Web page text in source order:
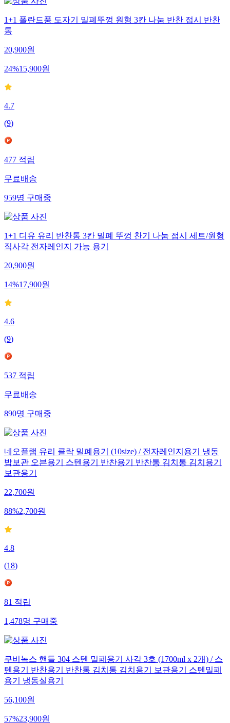
1+1 폴란드풍 도자기 밀폐뚜껑 원형 3칸 나눔 반찬 접시 반찬
통
20,900원
24%15,900원
4.7
(9)
477적립
무료배송
959명구매중
1+1 디유 유리 반찬통 3칸 밀폐 뚜껑 찬기 나눔 접시 세트/원형
직사각 전자레인지 가능 용기
20,900원
14%17,900원
4.6
(9)
537적립
무료배송
890명구매중
네오플램 유리 클락 밀폐용기 (10size) / 전자레인지용기 냉동
밥보관 오븐용기 스텐용기 반찬용기 반찬통 김치통 김치용기
보관용기
22,700원
88%2,700원
4.8
(18)
81적립
1,478명구매중
쿠비녹스 핸들 304 스텐 밀폐용기 사각 3호 (1700ml x 2개) / 스
텐용기 반찬용기 반찬통 김치통 김치용기 보관용기 스텐밀폐
용기 냉동실용기
56,100원